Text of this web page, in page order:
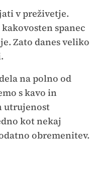
v preživetje.
spanec
Zato danes veliko
na polno od
s kavo in
utrujenost
kot nekaj
obremenitev.